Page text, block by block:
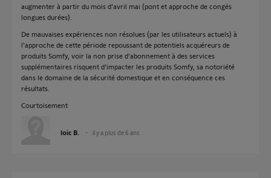
augmenter à partir du mois d'avril mai (pont et approche de congés
longues durées).
De mauvaises expériences non résolues (par les utilisateurs actuels) à
l'approche de cette période repoussant de potentiels acquéreurs de
produits Somfy, voir la non prise d'abonnement à des services
supplémentaires risquent d'impacter les produits Somfy, sa notoriété
dans le domaine de la sécurité domestique et en conséquence ces
résultats.
Courtoisement
loic B. il y a plus de 6 ans